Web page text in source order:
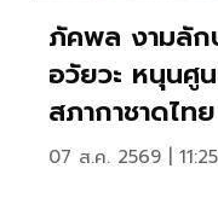
ภัคพล งามลั
อวัยวะ หนุนศู
สภากาชาดไทย
07 ส.ค. 2569 |